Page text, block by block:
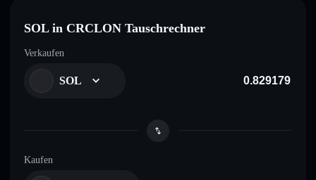
SOL in CRCLON Tauschrechner
Verkaufen
SOL
Kaufen